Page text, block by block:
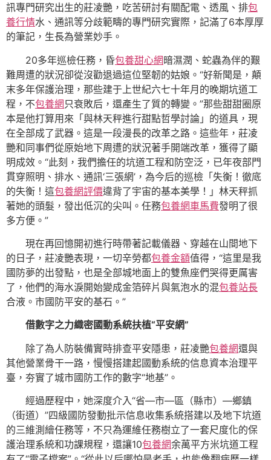
訊專門研究出生的莊凌艷，吃苦研討有關配電、透風、排包
養行情水、通訊等分歧範疇的專門研究實際，記滿了6本厚厚
的筆記，生長為營業妙手。
20多年巡檢任務，昏包養甜心網暗濕潤、蛇蟲為伴的艱
難周遭的狀況卻從沒勸退過這位堅韌的姑娘。“好新聞是，顛
末多年保護治理，那些建于上世紀六七十年月的晚期坑道工
程，不包養網只衰敗后，還產生了質的轉變。”那些甜甜圈原
本是他打算用來「與林天秤進行甜點哲學討論」的道具，現
在全部成了武器。這是一段漫長的改革之路。這些年，莊凌
艷和同事們從原始地下周遭的狀況著手開端改革，獲得了顯
明成效。“此刻，我們擔任的坑道工程和防空泛，已年夜部門
貫穿照明、排水、通訊‘三張網’，為今后的巡檢「失衡！徹底
的失衡！這包養網評價違背了宇宙的基本美學！」林天秤抓
著她的頭髮，發出低沉的尖叫。任務包養網車馬費發明了很
多方便。”
現在再回憶開初進行時帶著記載儀器、穿越在山間地下
的日子，莊凌艷表現，一切辛勞都包養金額值得，“這里是我
國防夢的出發點，也是全部城地面上的雙魚座們哭得更厲害
了，他們的海水淚開始變成金箔碎片與氣泡水的混包養站長
合液。市國防平安的基石。”
借數字之力織密國動系統扶植“平安網”
除了為人防裝備實時排查平安隱患，莊凌艷包養網還與
其他營業骨干一路，慢慢搭建起國動系統的信息資本治理平
臺，夯實了城市國防工作的數字“地基”。
經過歷程中，她深度介入“省—市—區（縣市）—鄉鎮
（街道）”四級國防發動批示信息收集系統搭建以及地下坑道
的三維測繪任務等，不只為運維任務樹立了一套尺度化的保
護治理系統和功課規程，還讓10包養網余萬平方米坑道工程